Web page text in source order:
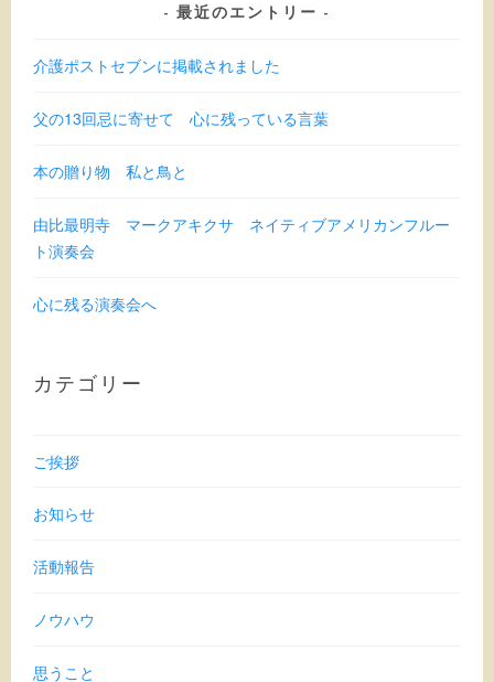
最近のエントリー
介護ポストセブンに掲載されました
父の13回忌に寄せて 心に残っている言葉
本の贈り物 私と鳥と
由比最明寺 マークアキクサ ネイティブアメリカンフルー
ト演奏会
心に残る演奏会へ
カテゴリー
ご挨拶
お知らせ
活動報告
ノウハウ
思うこと